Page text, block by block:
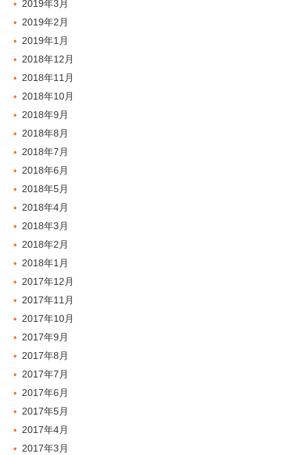
2019年3月
2019年2月
2019年1月
2018年12月
2018年11月
2018年10月
2018年9月
2018年8月
2018年7月
2018年6月
2018年5月
2018年4月
2018年3月
2018年2月
2018年1月
2017年12月
2017年11月
2017年10月
2017年9月
2017年8月
2017年7月
2017年6月
2017年5月
2017年4月
2017年3月